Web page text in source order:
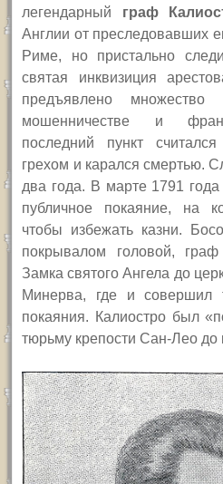
легендарный граф
Англии от преследовавших
Риме, но пристально
святая инквизиция
предъявлено
мошенничестве и
последний пункт
грехом и карался смертью.
два года. В марте 1791
публичное покаяние, на
чтобы избежать казни.
покрывалом головой,
Замка святого Ангела до
Минерва, где и совершил
покаяния. Калиостро был
тюрьму крепости Сан-Лео до